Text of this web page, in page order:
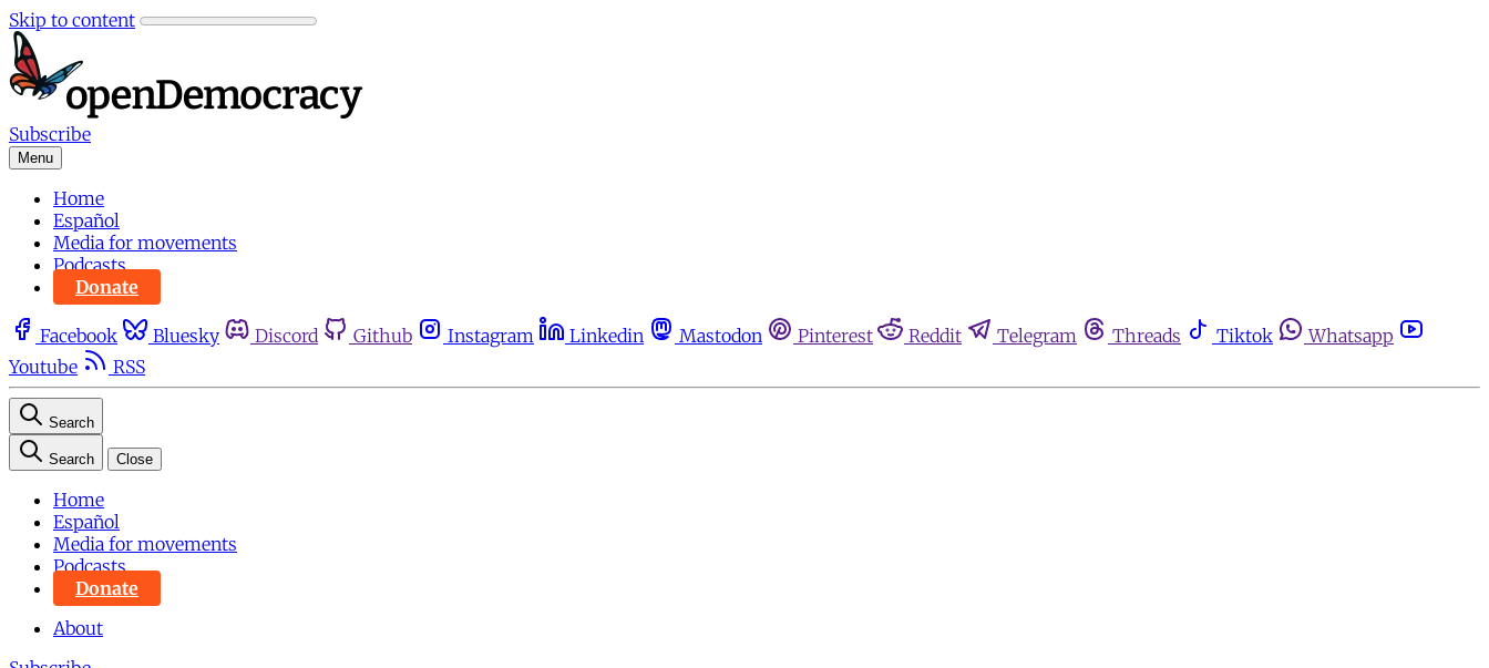
Skip to content
Subscribe
Menu
Home
Español
Media for movements
Podcasts
Donate
Facebook Bluesky Discord Github Instagram Linkedin Mastodon Pinterest Reddit Telegram Threads Tiktok
Whatsapp
Youtube
RSS
Search
Search Close
Home
Español
Media for movements
Podcasts
Donate
About